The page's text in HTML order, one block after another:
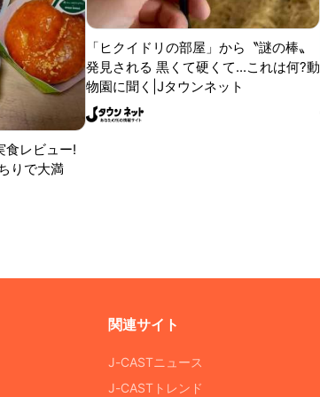
食レビュー!
りで大満
「ヒクイドリの部屋」から〝謎の棒〟
発見される 黒くて硬くて...これは何?動
物園に聞く|Jタウンネット
関連サイト
J-CASTニュース
J-CASTトレンド